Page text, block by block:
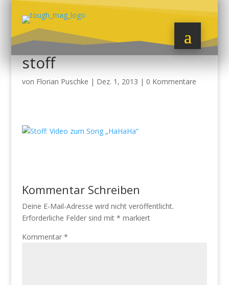
stoff
von Florian Puschke | Dez. 1, 2013 | 0 Kommentare
Kommentar Schreiben
Deine E-Mail-Adresse wird nicht veröffentlicht.
Erforderliche Felder sind mit * markiert
Kommentar *